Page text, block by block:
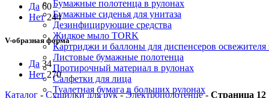
Бумажные полотенца в рулонах
Бумажные сиденья для унитаза
Дезинфицирующие средства
Жидкое мыло TORK
Картриджи и баллоны для диспенсеров освежителя
Листовые бумажные полотенца
Протирочный материал в рулонах
Салфетки для лица
Туалетная бумага в больших рулонах
Да 60
Нет 244
V-образная форма
Да 34
Нет 270
Каталог -Сушилки для рук-Электрополотенце- Страница 12